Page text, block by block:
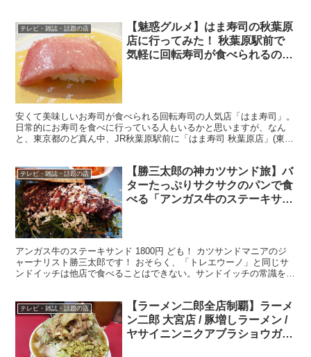
テレビ・雑誌・話題の店
【魅惑グルメ】はま寿司の秋葉原
店に行ってみた！ 秋葉原駅前で
気軽に回転寿司が食べられるのは
安くて美味しいお寿司が食べられる回転寿司の人気店「はま寿司」。
日常的にお寿司を食べに行っている人もいるかと思いますが、なん
と、東京都のど真ん中、JR秋葉原駅前に「はま寿司 秋葉原店」(東京
テレビ・雑誌・話題の店
【勝三太郎の神カツサンド旅】バ
ターたっぷりサクサクのパンで食
べる「アンガス牛のステーキサン
アンガス牛のステーキサンド 1800円 ども！ カツサンドマニアのジ
ャーナリスト勝三太郎です！ おそらく、「トレエウーノ」と同じサ
ンドイッチは他店で食べることはできない。サンドイッチの常識を覆
テレビ・雑誌・話題の店
【ラーメン二郎全店制覇】ラーメ
ン二郎 大宮店 / 豚増しラーメン /
ヤサイニンニクアブラショウガ /